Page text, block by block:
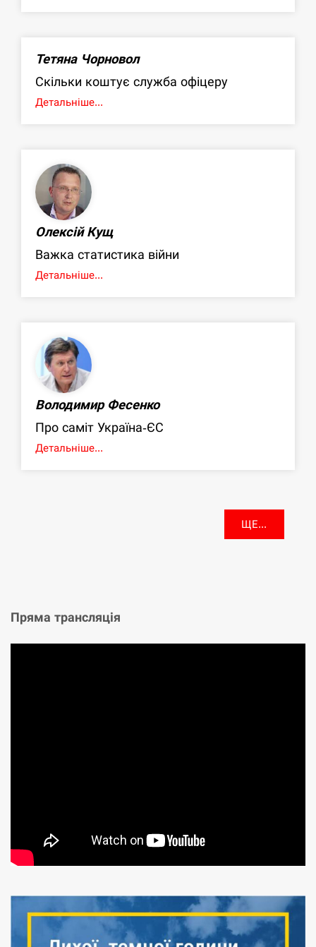
Тетяна Чорновол
Скільки коштує служба офіцеру
Детальніше...
Олексій Кущ
Важка статистика війни
Детальніше...
Володимир Фесенко
Про саміт Україна-ЄС
Детальніше...
ЩЕ...
Пряма трансляція